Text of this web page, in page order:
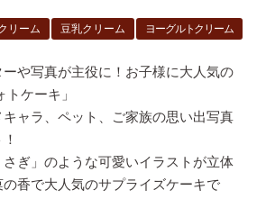
リーム 豆乳クリーム ヨーグルトクリーム
や写真が主役に！お子様に大人気の
トケーキ」
ャラ、ペット、ご家族の思い出写真
ぎ」のような可愛いイラストが立体
香で大人気のサプライズケーキで